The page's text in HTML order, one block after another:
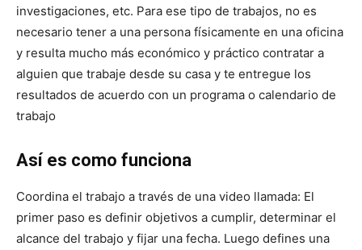
investigaciones, etc. Para ese tipo de trabajos, no es
necesario tener a una persona físicamente en una oficina
y resulta mucho más económico y práctico contratar a
alguien que trabaje desde su casa y te entregue los
resultados de acuerdo con un programa o calendario de
trabajo
Así es como funciona
Coordina el trabajo a través de una video llamada: El
primer paso es definir objetivos a cumplir, determinar el
alcance del trabajo y fijar una fecha. Luego defines una